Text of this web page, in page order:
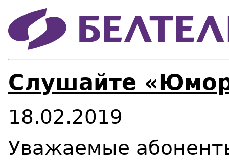
Слушайте «Юмор
18.02.2019
Уважаемые